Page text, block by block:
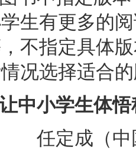
生有更多的
不指定具体
况选择适合
中小学生体
任定成 （